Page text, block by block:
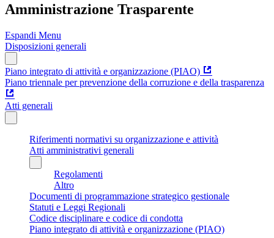
Amministrazione Trasparente
Espandi Menu
Disposizioni generali
Piano integrato di attività e organizzazione (PIAO)
Piano triennale per prevenzione della corruzione e della trasparenza
Atti generali
Riferimenti normativi su organizzazione e attività
Atti amministrativi generali
Regolamenti
Altro
Documenti di programmazione strategico gestionale
Statuti e Leggi Regionali
Codice disciplinare e codice di condotta
Piano integrato di attività e organizzazione (PIAO)